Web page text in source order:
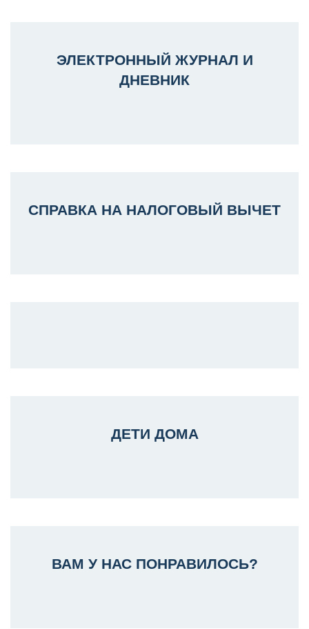
ЭЛЕКТРОННЫЙ ЖУРНАЛ И
ДНЕВНИК
СПРАВКА НА НАЛОГОВЫЙ ВЫЧЕТ
ДЕТИ ДОМА
ВАМ У НАС ПОНРАВИЛОСЬ?